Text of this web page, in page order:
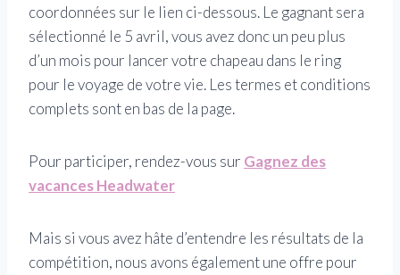
coordonnées sur le lien ci-dessous. Le gagnant sera
sélectionné le 5 avril, vous avez donc un peu plus
d’un mois pour lancer votre chapeau dans le ring
pour le voyage de votre vie. Les termes et conditions
complets sont en bas de la page.
Pour participer, rendez-vous sur Gagnez des
vacances Headwater
Mais si vous avez hâte d’entendre les résultats de la
compétition, nous avons également une offre pour